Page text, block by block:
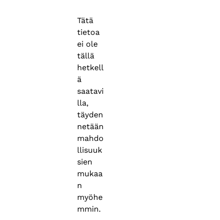
Tätä
tietoa
ei ole
tällä
hetkell
ä
saatavi
lla,
täyden
netään
mahdo
llisuuk
sien
mukaa
n
myöhe
mmin.